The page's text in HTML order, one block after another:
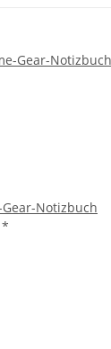
Gear-Notizbuch
*